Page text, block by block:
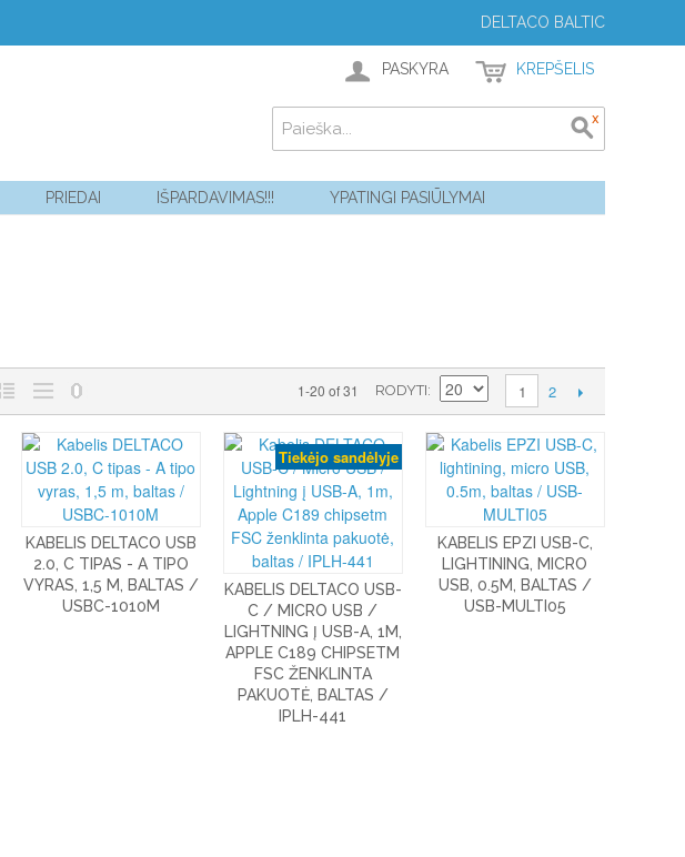
DELTACO BALTIC
PASKYRA KREPŠELIS
PRIEDAI IŠPARDAVIMAS!!! YPATINGI PASIŪLYMAI
1-20 of 31 RODYTI 1 2
KABELIS DELTACO USB
2.0, C TIPAS - A TIPO
VYRAS, 1,5 M, BALTAS /
USBC-1010M
Tiekėjo sandėlyje
KABELIS DELTACO USB-
C / MICRO USB /
LIGHTNING Į USB-A, 1M,
APPLE C189 CHIPSETM
FSC ŽENKLINTA
PAKUOTĖ, BALTAS /
IPLH-441
KABELIS EPZI USB-C,
LIGHTINING, MICRO
USB, 0.5M, BALTAS /
USB-MULTI05